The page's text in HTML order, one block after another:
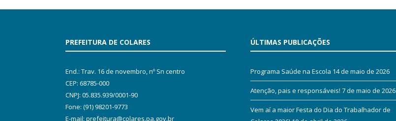
PREFEITURA DE COLARES
End.: Trav. 16 de novembro, nº Sn centro
CEP: 68785-000
CNPJ: 05.835.939/0001-90
Fone: (91) 98201-9773
E-mail: prefeitura@colares.pa.gov.br
ÚLTIMAS PUBLICAÇÕES
Programa Saúde na Escola 14 de maio de 2026
Atenção, pais e responsáveis! 7 de maio de 2026
Vem aí a maior Festa do Dia do Trabalhador de